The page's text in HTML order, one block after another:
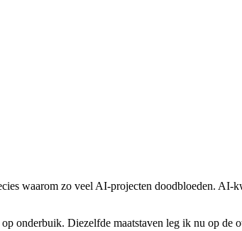
waarom zo veel AI-projecten doodbloeden. AI-
onderbuik. Diezelfde maatstaven leg ik nu op de